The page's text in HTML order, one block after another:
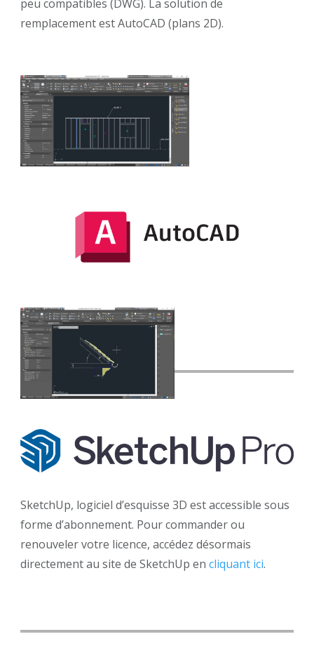
peu compatibles (DWG). La solution de
remplacement est AutoCAD (plans 2D).
SketchUp, logiciel d’esquisse 3D est accessible sous
forme d’abonnement. Pour commander ou
renouveler votre licence, accédez désormais
directement au site de SketchUp en cliquant ici.